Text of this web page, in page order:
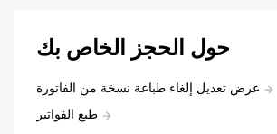
حول الحجز الخاص بك
عرض تعديل إلغاء طباعة نسخة من الفاتورة
طبع الفواتير